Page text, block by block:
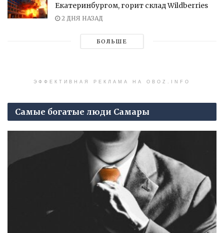
Екатеринбургом, горит склад Wildberries
2 ДНЯ НАЗАД
БОЛЬШЕ
ЭФФЕКТИВНАЯ РЕКЛАМА НА OBOZ.INFO
Самые богатые люди Самары